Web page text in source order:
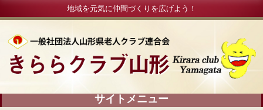
地域を元気に仲間づくりを広げよう！